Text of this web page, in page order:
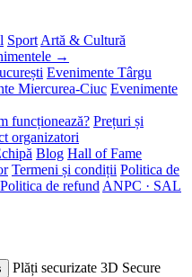
Sport Artă & Cultură
→
Evenimente Târgu
Miercurea-Ciuc Evenimente
funcționează? Prețuri și
organizatori
Blog Hall of Fame
Termeni și condiții Politica de
Politica de refund ANPC · SAL
Plăți securizate 3D Secure